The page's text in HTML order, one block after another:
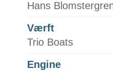
Hans
Værft
Trio Boats
Engine